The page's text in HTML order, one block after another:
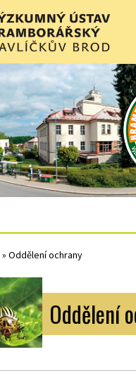
» Oddělení ochrany
Oddělení